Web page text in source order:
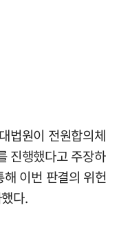
법원이 전원합의체
진행했다고 주장하
이번 판결의 위헌
다.